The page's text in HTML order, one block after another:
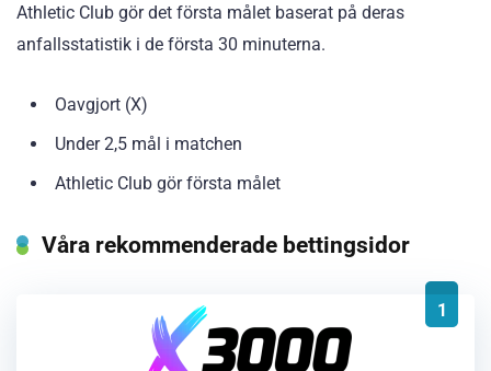
Athletic Club gör det första målet baserat på deras
anfallsstatistik i de första 30 minuterna.
Oavgjort (X)
Under 2,5 mål i matchen
Athletic Club gör första målet
Våra rekommenderade bettingsidor
1